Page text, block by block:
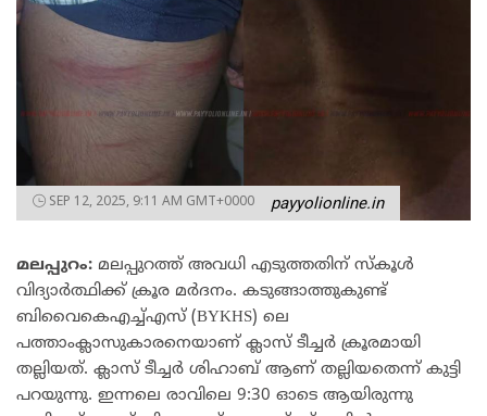
SEP 12, 2025, 9:11 AM GMT+0000 payyolionline.in
മലപ്പുറം: മലപ്പുറത്ത് അവധി എടുത്തതിന് സ്കൂൾ
വിദ്യാർത്ഥിക്ക് ക്രൂര മർദനം. കടുങ്ങാത്തുകുണ്ട്
ബിവൈകെഎച്ച്എസ് (BYKHS) ലെ
പത്താംക്ലാസുകാരനെയാണ് ക്ലാസ് ടീച്ചർ ക്രൂരമായി
തല്ലിയത്. ക്ലാസ് ടീച്ചർ ശിഹാബ് ആണ് തല്ലിയതെന്ന് കുട്ടി
പറയുന്നു. ഇന്നലെ രാവിലെ 9:30 ഓടെ ആയിരുന്നു